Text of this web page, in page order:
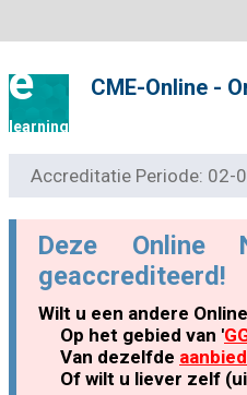
e
learning
CME-Online -
Accreditatie Periode:
Deze Online
geaccrediteerd!
Wilt u een andere
Op het gebied van '
Van dezelfde
Of wilt u liever zelf